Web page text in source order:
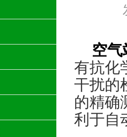
空气
有抗化
干扰的
的精确
利于自